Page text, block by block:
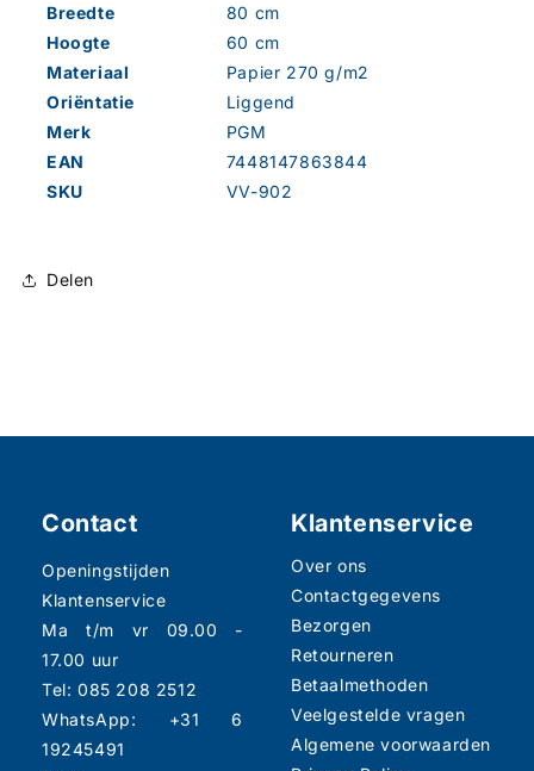
Breedte
80 cm
Hoogte
60 cm
Materiaal
Papier 270 g/m2
Oriëntatie
Liggend
Merk
PGM
EAN
7448147863844
SKU
VV-902
Delen
Contact
Openingstijden
Klantenservice
Ma t/m vr 09.00 -
17.00 uur
Tel: 085 208 2512
WhatsApp: +31 6
19245491
Klantenservice
Over ons
Contactgegevens
Bezorgen
Retourneren
Betaalmethoden
Veelgestelde vragen
Algemene voorwaarden